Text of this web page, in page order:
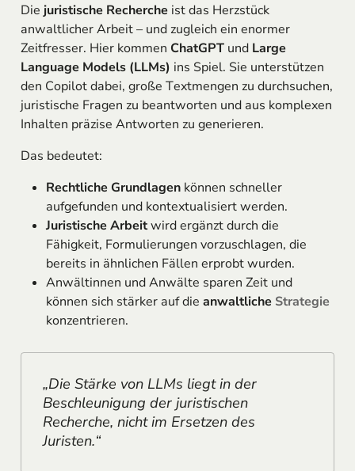
Die juristische Rechercheist das Herzstück
anwaltlicher Arbeit – und zugleich ein enormer
Zeitfresser. Hier kommen ChatGPTund Large
Language Models (LLMs) ins Spiel. Sie unterstützen
den Copilot dabei, große Textmengen zu durchsuchen,
juristische Fragen zu beantworten und aus komplexen
Inhalten präzise Antworten zu generieren.
Das bedeutet:
Rechtliche Grundlagenkönnen schneller
aufgefunden und kontextualisiert werden.
Juristische Arbeitwird ergänzt durch die
Fähigkeit, Formulierungen vorzuschlagen, die
bereits in ähnlichen Fällen erprobt wurden.
Anwältinnen und Anwälte sparen Zeit und
können sich stärker auf die anwaltliche Strategie
konzentrieren.
„Die Stärke von LLMs liegt in der
Beschleunigung der juristischen
Recherche, nicht im Ersetzen des
Juristen.“